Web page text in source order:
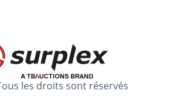
les droits sont réservés